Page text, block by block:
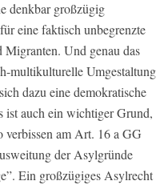
denkbar großzügig
eine faktisch unbegrenzte
Und genau das
multikulturelle Umgestaltung
dazu eine demokratische
ist auch ein wichtiger Grund,
am Art. 16 a GG
der Asylgründe
Ein großzügiges Asylrecht